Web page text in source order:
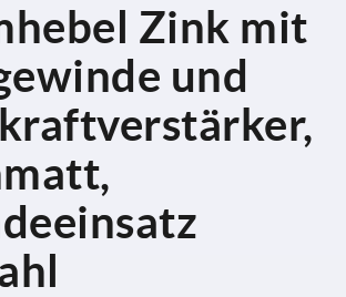
Zink mit
und